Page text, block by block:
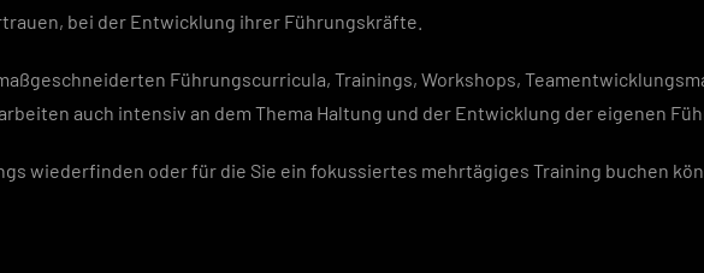
bei der Entwicklung ihrer Führungskräfte.
Führungscurricula, Trainings, Workshops,
auch intensiv an dem Thema Haltung und der Entwicklung der eigenen
wiederfinden oder für die Sie ein fokussiertes mehrtägiges Training buchen